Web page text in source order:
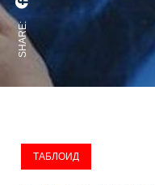
SHARE:
ТАБЛОИД